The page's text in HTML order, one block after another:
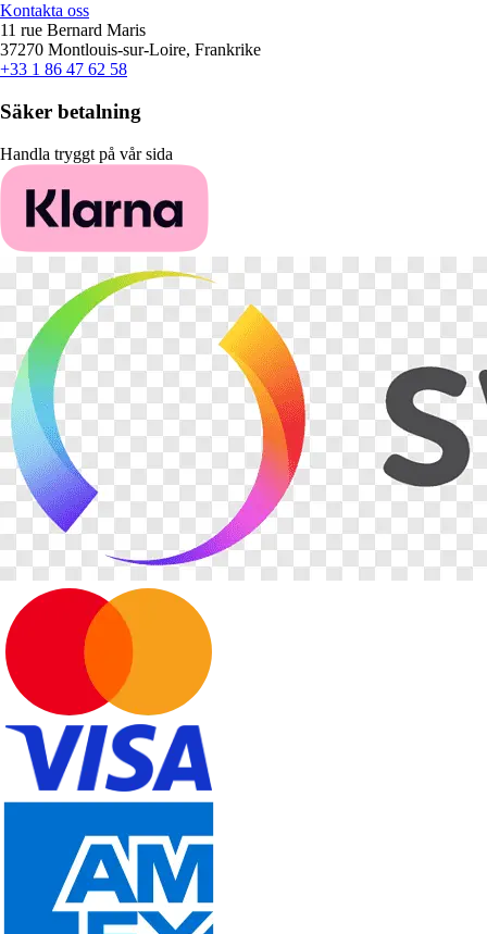
Kontakta oss
11 rue Bernard Maris
37270 Montlouis-sur-Loire, Frankrike
+33 1 86 47 62 58
Säker betalning
Handla tryggt på vår sida